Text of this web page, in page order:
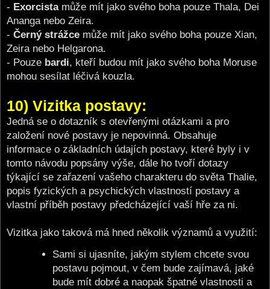
- Exorcistamůže mít jako svého boha pouze Thala, Dei
Ananga nebo Zeira.
- Černý strážce může mít jako svého boha pouze Xian,
Zeira nebo Helgarona.
- Pouze bardi, kteří budou mít jako svého boha Moruse
mohou sesílat léčivá kouzla.
10) Vizitka postavy:
Jedná se o dotazník s otevřenými otázkami a pro
založení nové postavy je nepovinná. Obsahuje
informace o základních údajích postavy, které byly i v
tomto návodu popsány výše, dále ho tvoří dotazy
týkající se zařazení vašeho charakteru do světa Thalie,
popis fyzických a psychických vlastností postavy a
vlastní příběh postavy předcházející vaší hře za ni.
Vizitka jako taková má hned několik významů a využití:
Sami si ujasníte, jakým stylem chcete svou
postavu pojmout, v čem bude zajímavá, jaké
bude mít dobré a naopak špatné vlastnosti a